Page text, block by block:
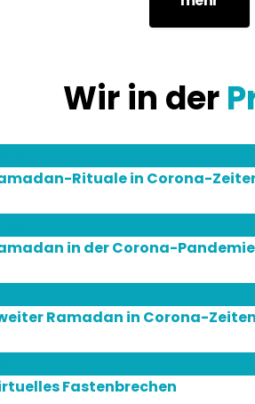
Wir in der
Rituale in Corona-
in der Corona-Pandemie
Ramadan in Corona-Zeiten
Fastenbrechen